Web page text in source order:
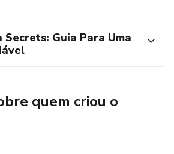
Secrets: Guia Para Uma
quem criou o